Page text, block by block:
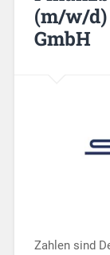
(m/w/
GmbH
Zahlen sind